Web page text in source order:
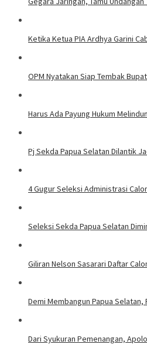
Ketika Ketua PIA Ardhya Garini
OPM Nyatakan Siap Tembak
Harus Ada Payung Hukum
Pj Sekda Papua Selatan Dilantik
4 Gugur Seleksi Administrasi
Seleksi Sekda Papua Selatan
Giliran Nelson Sasarari Daftar
Demi Membangun Papua
Dari Syukuran Pemenangan,